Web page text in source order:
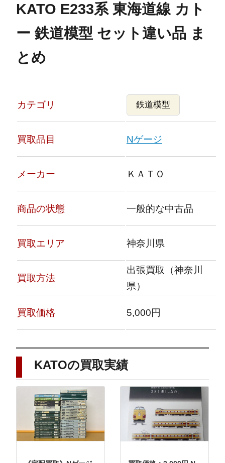
KATO E233系 東海道線 カト
ー 鉄道模型 セット違い品 ま
とめ
カテゴリ 鉄道模型
買取品目 Nゲージ
メーカー ＫＡＴＯ
商品の状態 一般的な中古品
買取エリア 神奈川県
買取方法
出張買取（神奈川
県）
買取価格 5,000円
KATOの買取実績